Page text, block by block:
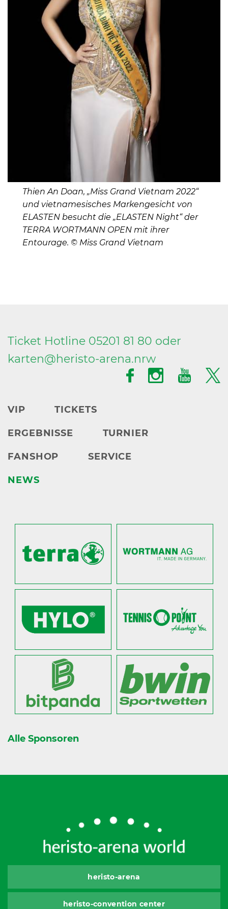
Thien An Doan, „Miss Grand Vietnam 2022“
und vietnamesisches Markengesicht von
ELASTEN besucht die „ELASTEN Night“ der
TERRA WORTMANN OPEN mit ihrer
Entourage. © Miss Grand Vietnam
Ticket Hotline 05201 81 80 oder
karten@heristo-arena.nrw
VIP TICKETS
ERGEBNISSE TURNIER
FANSHOP SERVICE
NEWS
Alle Sponsoren
heristo-arena
heristo-convention center